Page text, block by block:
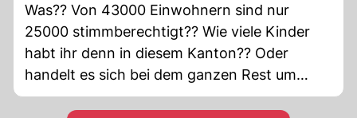
Was?? Von 43000 Einwohnern sind nur
25000 stimmberechtigt?? Wie viele Kinder
habt ihr denn in diesem Kanton?? Oder
handelt es sich bei dem ganzen Rest um
Gratiswohner von anderswo?